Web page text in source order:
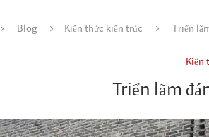
Blog Kiến thức kiến trúc Triển
Kiến
Triển lãm